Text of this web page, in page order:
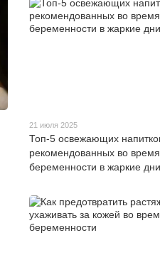
21 июля 2025
Топ-5 освежающих
рекомендованных во время
беременности в жаркие дни